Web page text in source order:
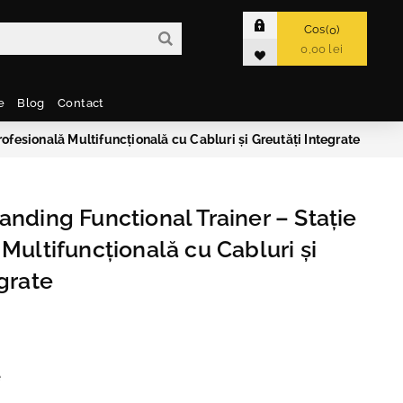
Cos 0
0,00 lei
Blog Contact
Multifuncțională cu Cabluri și Greutăți Integrate
Functional Trainer – Stație
cu Cabluri și